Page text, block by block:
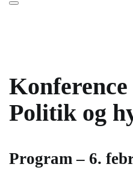
Konference
Politik og
Program – 6.